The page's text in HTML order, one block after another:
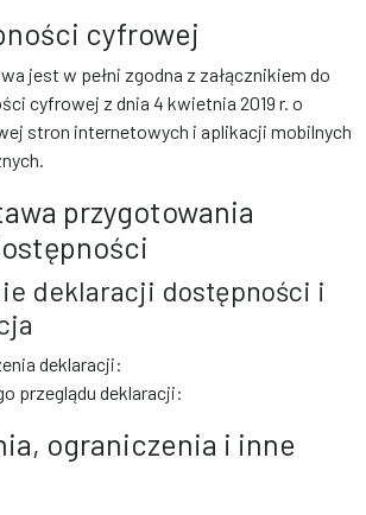
cyfrowej
jest w pełni zgodna z załącznikiem do
cyfrowej z dnia 4 kwietnia 2019 r. o
stron internetowych i aplikacji mobilnych
przygotowania
deklaracji dostępności i
deklaracji:
przeglądu deklaracji:
ograniczenia i inne